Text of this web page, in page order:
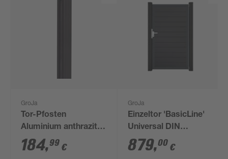
GroJa
Tor-Pfosten
Aluminium anthrazit 9
x 9 x 240 cm
184,99 €
GroJa
Einzeltor 'BasicLine'
Universal DIN
anthrazit/anthrazit
100 x 180 cm
879,00 €